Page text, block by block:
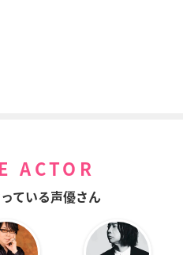
のポケモン
ア爆誕
シ
ACTOR
ている声優さん